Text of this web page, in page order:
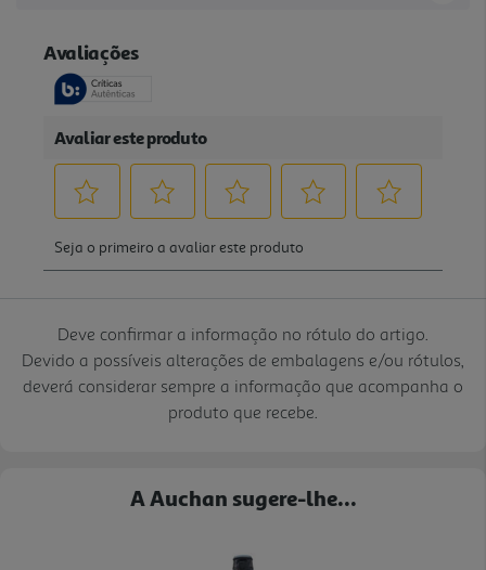
Deve confirmar a informação no rótulo do artigo.
Devido a possíveis alterações de embalagens e/ou rótulos,
deverá considerar sempre a informação que acompanha o
produto que recebe.
A Auchan sugere-lhe...